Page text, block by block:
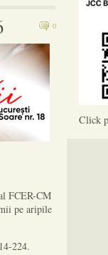
0
FCER-CM
pe aripile
224.
Click